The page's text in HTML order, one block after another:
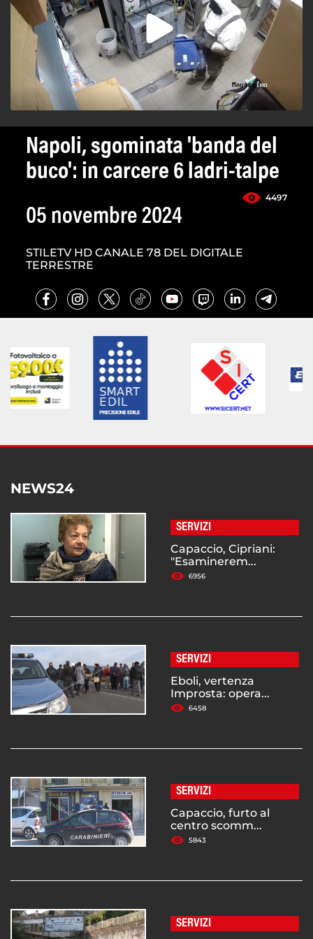
Napoli, sgominata 'banda del
buco': in carcere 6 ladri-talpe
4497
05 novembre 2024
STILETV HD CANALE 78 DEL DIGITALE
TERRESTRE
NEWS24
SERVIZI
Capaccio, Cipriani:
"Esaminerem...
6956
SERVIZI
Eboli, vertenza
Improsta: opera...
6458
SERVIZI
Capaccio, furto al
centro scomm...
5843
SERVIZI